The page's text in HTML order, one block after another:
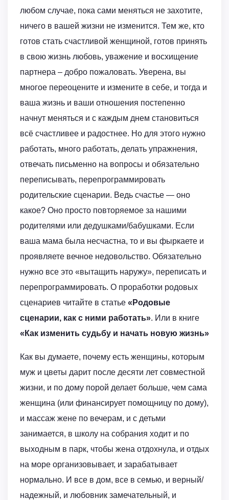
любом случае, пока сами меняться не захотите,
ничего в вашей жизни не изменится. Тем же, кто
готов стать счастливой женщиной, готов принять
в свою жизнь любовь, уважение и восхищение
партнера – добро пожаловать. Уверена, вы
многое переоцените и измените в себе, и тогда и
ваша жизнь и ваши отношения постепенно
начнут меняться и с каждым днем становиться
всё счастливее и радостнее. Но для этого нужно
работать, много работать, делать упражнения,
отвечать письменно на вопросы и обязательно
переписывать, перепрограммировать
родительские сценарии. Ведь счастье — оно
какое? Оно просто повторяемое за нашими
родителями или дедушками/бабушками. Если
ваша мама была несчастна, то и вы фыркаете и
проявляете вечное недовольство. Обязательно
нужно все это «вытащить наружу», переписать и
перепрограммировать. О проработки родовых
сценариев читайте в статье «Родовые
сценарии, как с ними работать». Или в книге
«Как изменить судьбу и начать новую жизнь»
Как вы думаете, почему есть женщины, которым
муж и цветы дарит после десяти лет совместной
жизни, и по дому порой делает больше, чем сама
женщина (или финансирует помощницу по дому),
и массаж жене по вечерам, и с детьми
занимается, в школу на собрания ходит и по
выходным в парк, чтобы жена отдохнула, и отдых
на море организовывает, и зарабатывает
нормально. И все в дом, все в семью, и верный/
надежный, и любовник замечательный, и